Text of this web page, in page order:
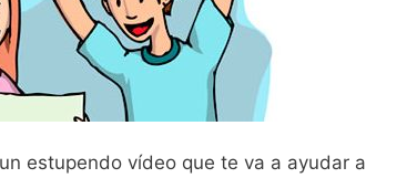
estupendo vídeo que te va a ayudar a